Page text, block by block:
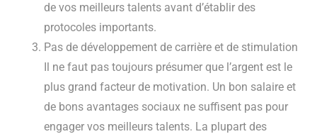
de vos meilleurs talents avant d’établir des
protocoles importants.
Pas de développement de carrière et de stimulation
Il ne faut pas toujours présumer que l’argent est le
plus grand facteur de motivation. Un bon salaire et
de bons avantages sociaux ne suffisent pas pour
engager vos meilleurs talents. La plupart des